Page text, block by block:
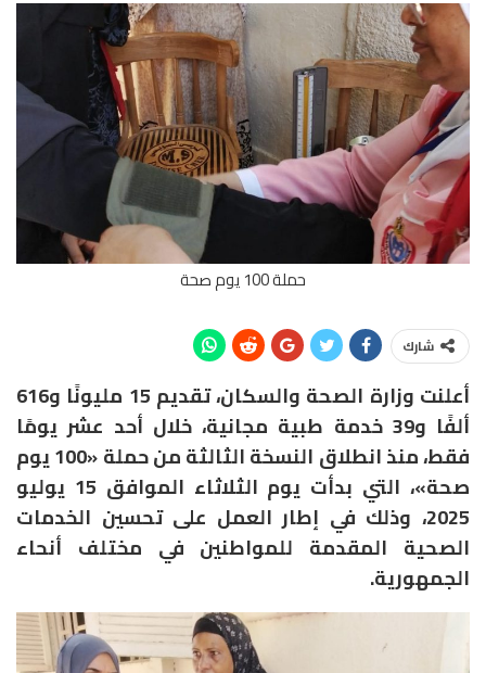
حملة 100 يوم صحة
شارك
أعلنت وزارة الصحة والسكان، تقديم 15 مليونًا و616
ألفًا و39 خدمة طبية مجانية، خلال أحد عشر يومًا
فقط، منذ انطلاق النسخة الثالثة من حملة «100 يوم
صحة»، التي بدأت يوم الثلاثاء الموافق 15 يوليو
2025، وذلك في إطار العمل على تحسين الخدمات
الصحية المقدمة للمواطنين في مختلف أنحاء
الجمهورية.